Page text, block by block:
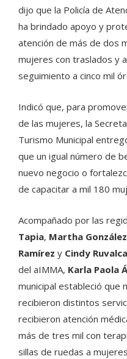
dijo que la Policía de
ha brindado apoyo y
atención de más de dos
mujeres con traslados y
seguimiento a cinco mil
Indicó que, para
de las mujeres, la
Turismo Municipal
que un igual número de
nuevo negocio o
de capacitar a mil 180
Acompañado por las
Tapia, Martha
Ramírez y Cindy
del aIMMA, Karla Paola
municipal estableció que
recibieron distintos
recibieron atención
más de tres mil con
sillas de ruedas a